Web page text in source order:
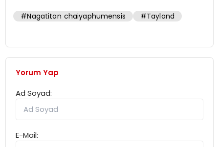
#Nagatitan chaiyaphumensis #Tayland
Yorum Yap
Ad Soyad:
E-Mail: